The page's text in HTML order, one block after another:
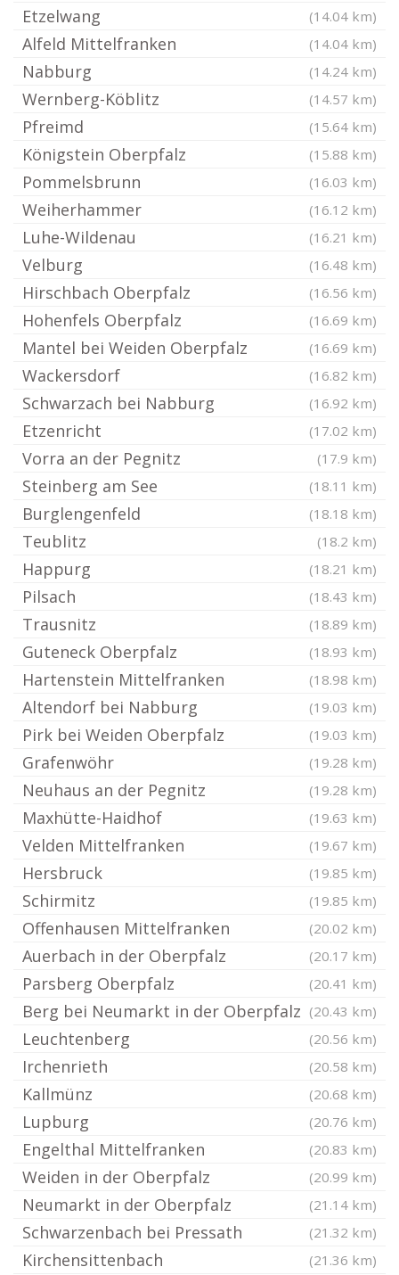
Etzelwang (14.04 km)
Alfeld Mittelfranken (14.04 km)
Nabburg (14.24 km)
Wernberg-Köblitz (14.57 km)
Pfreimd (15.64 km)
Königstein Oberpfalz (15.88 km)
Pommelsbrunn (16.03 km)
Weiherhammer (16.12 km)
Luhe-Wildenau (16.21 km)
Velburg (16.48 km)
Hirschbach Oberpfalz (16.56 km)
Hohenfels Oberpfalz (16.69 km)
Mantel bei Weiden Oberpfalz (16.69 km)
Wackersdorf (16.82 km)
Schwarzach bei Nabburg (16.92 km)
Etzenricht (17.02 km)
Vorra an der Pegnitz (17.9 km)
Steinberg am See (18.11 km)
Burglengenfeld (18.18 km)
Teublitz (18.2 km)
Happurg (18.21 km)
Pilsach (18.43 km)
Trausnitz (18.89 km)
Guteneck Oberpfalz (18.93 km)
Hartenstein Mittelfranken (18.98 km)
Altendorf bei Nabburg (19.03 km)
Pirk bei Weiden Oberpfalz (19.03 km)
Grafenwöhr (19.28 km)
Neuhaus an der Pegnitz (19.28 km)
Maxhütte-Haidhof (19.63 km)
Velden Mittelfranken (19.67 km)
Hersbruck (19.85 km)
Schirmitz (19.85 km)
Offenhausen Mittelfranken (20.02 km)
Auerbach in der Oberpfalz (20.17 km)
Parsberg Oberpfalz (20.41 km)
Berg bei Neumarkt in der Oberpfalz (20.43 km)
Leuchtenberg (20.56 km)
Irchenrieth (20.58 km)
Kallmünz (20.68 km)
Lupburg (20.76 km)
Engelthal Mittelfranken (20.83 km)
Weiden in der Oberpfalz (20.99 km)
Neumarkt in der Oberpfalz (21.14 km)
Schwarzenbach bei Pressath (21.32 km)
Kirchensittenbach (21.36 km)